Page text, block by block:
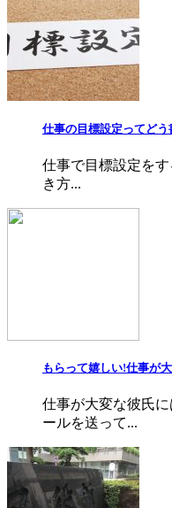
仕事の目標設定ってど
仕事で目標設定を
き方...
もらって嬉しい!仕事が
仕事が大変な彼氏
ールを送って...